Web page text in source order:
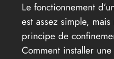
Le fonctionnement
est assez simple,
principe de
Comment installer